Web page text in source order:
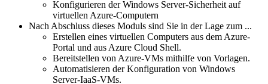
Konfigurieren der Windows Server-Sicherheit auf
virtuellen Azure-Computern
Nach Abschluss dieses Moduls sind Sie in der Lage zum ...
Erstellen eines virtuellen Computers aus dem Azure-
Portal und aus Azure Cloud Shell.
Bereitstellen von Azure-VMs mithilfe von Vorlagen.
Automatisieren der Konfiguration von Windows
Server-IaaS-VMs.